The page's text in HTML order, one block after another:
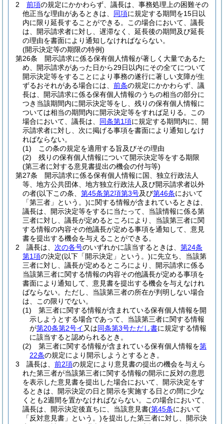
2
前項の規定にかかわらず、議長は、事務処理上の困難その
他正当な理由があるときは、 同項に規定する期間を15日以
内に限り延長することができる。
この場合において、議長
は、開示請求者に対し、遅滞なく、延長後の期間及び延長
の理由を書面により通知しなければならない。
(開示決定等の期限の特例)
第26条
開示請求に係る保有個人情報が著しく大量であるた
め、開示請求があった日から29日以内にその全てについて
開示決定等をすることにより事務の遂行に著しい支障が生
ずるおそれがある場合には、 前条の規定にかかわらず、議
長は、開示請求に係る保有個人情報のうちの相当の部分に
つき当該期間内に開示決定等をし、残りの保有個人情報に
ついては相当の期間内に開示決定等をすれば足りる。
この
場合において、議長は、 同条第1項に規定する期間内に、開
示請求者に対し、次に掲げる事項を書面により通知しなけ
ればならない。
(1)
この条の規定を適用する旨及びその理由
(2)
残りの保有個人情報について開示決定等をする期限
(第三者に対する意見書提出の機会の付与等)
第27条
開示請求に係る保有個人情報に国、独立行政法人
等、地方公共団体、地方独立行政法人及び開示請求者以外
の者(以下この条、 第45条第2項第3号及び第46条において
「第三者」という。)に関する情報が含まれているときは、
議長は、開示決定等をするに当たって、当該情報に係る第
三者に対し、議長が定めるところにより、当該第三者に関
する情報の内容その他議長が定める事項を通知して、意見
書を提出する機会を与えることができる。
2
議長は、 次の各号のいずれかに該当するときは、 第24条
第1項の決定(以下「開示決定」という。)に先立ち、当該第
三者に対し、議長が定めるところにより、開示請求に係る
当該第三者に関する情報の内容その他議長が定める事項を
書面により通知して、意見書を提出する機会を与えなけれ
ばならない。 ただし、当該第三者の所在が判明しない場合
は、この限りでない。
(1)
第三者に関する情報が含まれている保有個人情報を開
示しようとする場合であって、当該第三者に関する情報
が第20条第2号イ 又は同条第3号ただし書に規定する情報
に該当すると認められるとき。
(2)
第三者に関する情報が含まれている保有個人情報を第
22条の規定により開示しようとするとき。
3
議長は、 前2項の規定により意見書の提出の機会を与えら
れた第三者が当該第三者に関する情報の開示に反対の意思
を表示した意見書を提出した場合において、開示決定をす
るときは、開示決定の日と開示を実施する日との間に少な
くとも2週間を置かなければならない。
この場合において、
議長は、開示決定後直ちに、当該意見書(第45条において
「反対意見書」という。)を提出した第三者に対し、開示決